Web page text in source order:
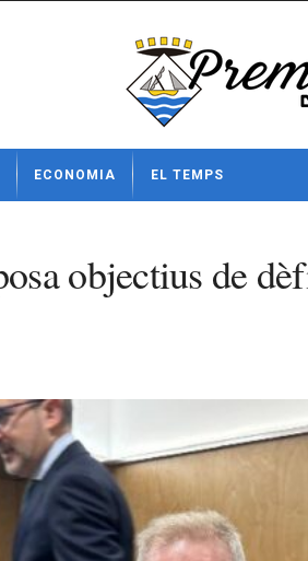
ECONOMIA EL TEMPS
objectius de